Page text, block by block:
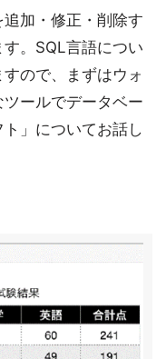
加・修正・削除す
。SQL言語につい
ので、まずはウォ
ールでデータベー
」についてお話し